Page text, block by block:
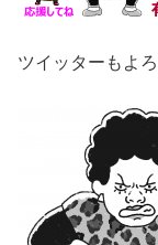
ツイッターもよろ